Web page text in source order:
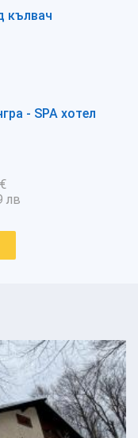
кълвач
- SPA хотел
лв